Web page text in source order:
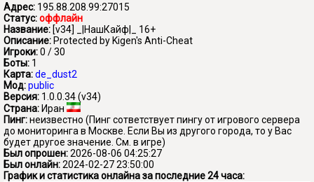
Адрес: 195.88.208.99:27015
Статус:оффлайн
Название: [v34] _|НашКайф|_ 16+
Описание: Protected by Kigen's Anti-Cheat
Игроки:0 / 30
Боты: 1
Карта:de_dust2
Мод:public
Версия: 1.0.0.34 (v34)
Страна: Иран
Пинг:неизвестно (Пинг сответствует пингу от игрового сервера
до мониторинга в Москве. Если Вы из другого города, то у Вас
будет другое значение. См. в игре)
Был опрошен:2026-08-06 04:25:27
Был онлайн:2024-02-27 23:50:00
График и статистика онлайна за последние 24 часа: